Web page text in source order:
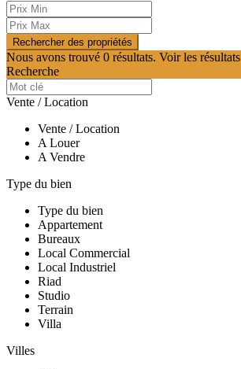
Nous avons trouvé 0 résultats. Voir les résultats
Recherche
Vente / Location
Vente / Location
A Louer
A Vendre
Type du bien
Type du bien
Appartement
Bureaux
Local Commercial
Local Industriel
Riad
Studio
Terrain
Villa
Villes